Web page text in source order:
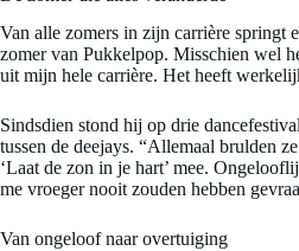
Van alle zomers in zijn carrière springt
zomer van Pukkelpop. Misschien wel
uit mijn hele carrière. Het heeft
Sindsdien stond hij op drie
tussen de deejays. “Allemaal brulden
‘Laat de zon in je hart’ mee.
me vroeger nooit zouden hebben
Van ongeloof naar overtuiging